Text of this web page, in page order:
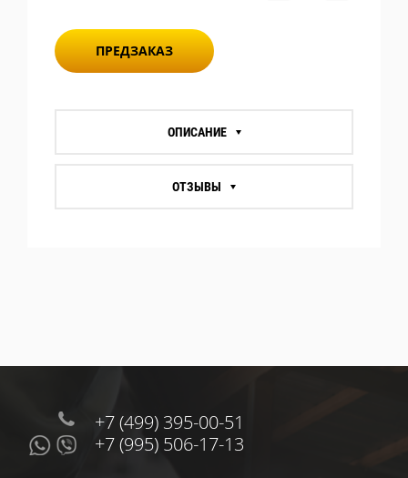
ПРЕДЗАКАЗ
ОПИСАНИЕ
ОТЗЫВЫ
+7 (499) 395-00-51
+7 (995) 506-17-13